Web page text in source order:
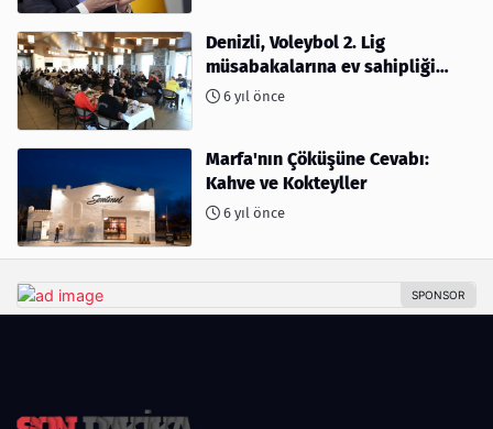
Denizli, Voleybol 2. Lig
müsabakalarına ev sahipliği
yapıyor
6 yıl önce
Marfa'nın Çöküşüne Cevabı:
Kahve ve Kokteyller
6 yıl önce